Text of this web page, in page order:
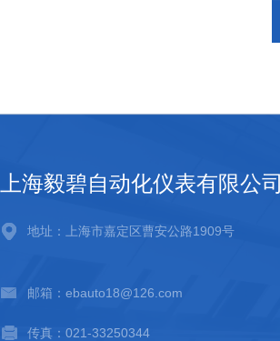
上海毅碧自动化仪表有限公司
地址：上海市嘉定区曹安公路1909号
邮箱：ebauto18@126.com
传真：021-33250344